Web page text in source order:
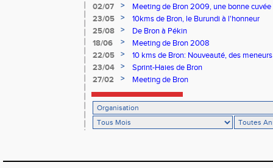
02/07
>
Meeting de Bron 2009, une bonne cuvée
23/05
>
10kms de Bron, le Burundi à l'honneur
25/08
>
De Bron à Pékin
18/06
>
Meeting de Bron 2008
22/05
>
10 kms de Bron: Nouveauté, des
23/04
>
Sprint-Haies de Bron
27/02
> Meeting de Bron